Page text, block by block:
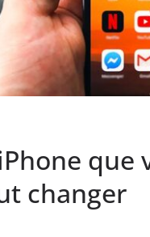
changer